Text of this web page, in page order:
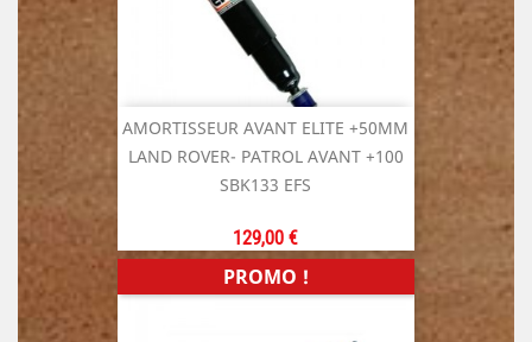
AMORTISSEUR AVANT ELITE +50MM
LAND ROVER- PATROL AVANT +100
SBK133 EFS
Prix
129,00 €
PROMO !